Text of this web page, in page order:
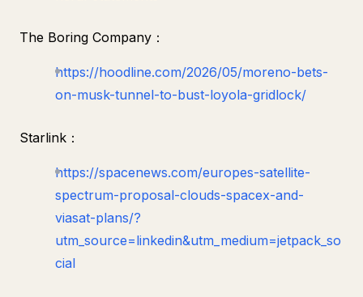
The Boring Company：
https://hoodline.com/2026/05/moreno-bets-
on-musk-tunnel-to-bust-loyola-gridlock/
Starlink：
https://spacenews.com/europes-satellite-
spectrum-proposal-clouds-spacex-and-
viasat-plans/?
utm_source=linkedin&utm_medium=jetpack_so
cial